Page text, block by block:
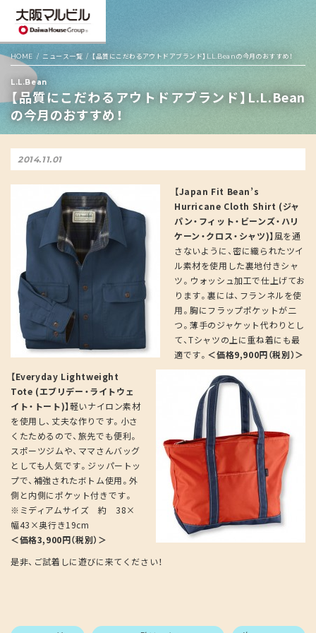
HOME ニュース一覧 【品質にこだわるアウトドアブランド】L.L.Beanの今月のおすすめ！
L.L.Bean
【品質にこだわるアウトドアブランド】L.L.Bean
の今月のおすすめ！
2014.11.01
【Japan Fit Bean’s
Hurricane Cloth Shirt (ジャ
パン・フィット・ビーンズ・ハリ
ケーン・クロス・シャツ)】風を通
さないように、密に織られたツイ
ル素材を使用した裏地付きシャ
ツ。ウォッシュ加工で仕上げてお
ります。裏には、フランネルを使
用。胸にフラップポケットが二
つ。薄手のジャケット代わりとし
て、Tシャツの上に重ね着にも最
適です。 ＜価格9,900円（税別）＞
【Everyday Lightweight
Tote (エブリデー・ライトウェ
イト・トート)】軽いナイロン素材
を使用し、丈夫な作りです。小さ
くたためるので、旅先でも便利。
スポーツジムや、ママさんバッグ
としても人気です。ジッパートッ
プで、補強されたボトム使用。外
側と内側にポケット付きです。
※ミディアムサイズ 約 38×
幅43×奥行き19cm
＜価格3,900円（税別）＞
是非、ご試着しに遊びに来てください！